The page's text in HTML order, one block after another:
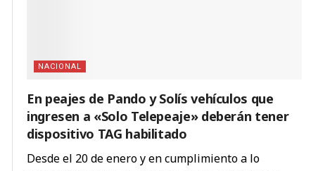
NACIONAL
En peajes de Pando y Solís vehículos que
ingresen a «Solo Telepeaje» deberán tener
dispositivo TAG habilitado
Desde el 20 de enero y en cumplimiento a lo